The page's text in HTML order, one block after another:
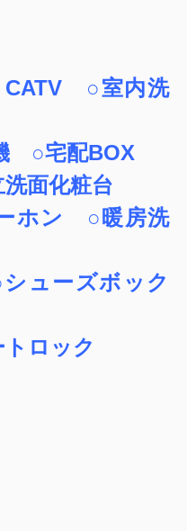
○室内洗
○宅配BOX
面化粧台
ホン ○暖房洗
ューズボック
ロック